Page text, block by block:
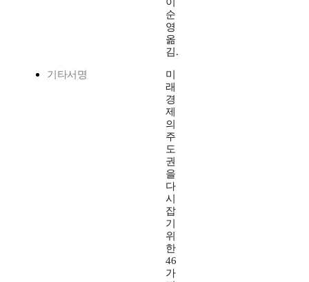
이
순
영
옮
김.
기타서명
미
래
경
제
의
주
도
권
을
다
시
잡
기
위
한
46
가